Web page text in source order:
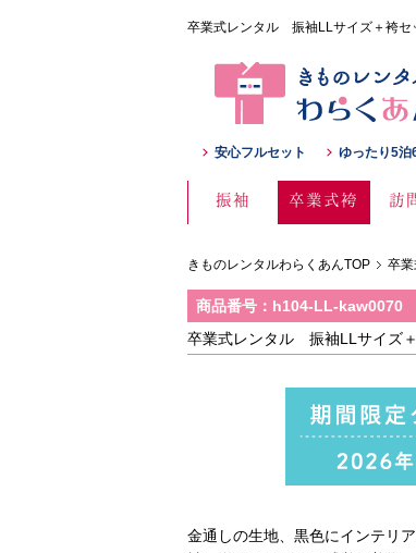
卒業式レンタル 振袖LLサイズ＋袴
安心フルセット ゆったり5泊
振袖 卒業式袴 訪
きものレンタルわらくあんTOP 卒
商品番号：h104-LL-kaw0070
卒業式レンタル 振袖LLサイ
金通しの生地、黒色にインテリ